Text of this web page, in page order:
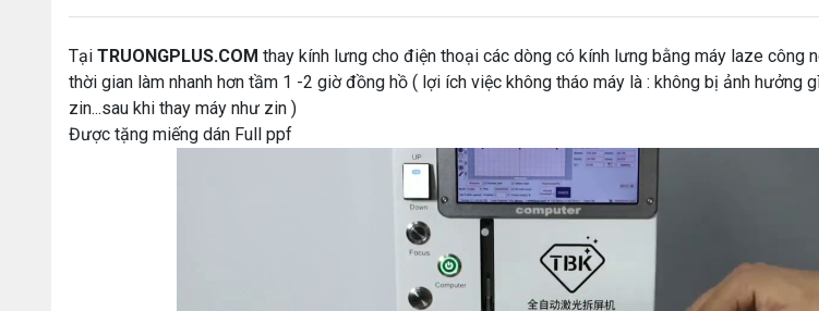
Tại TRUONGPLUS.COM thay kính lưng cho điện thoại các dòng có kính lưng bằng máy laze công
thời gian làm nhanh hơn tầm 1 -2 giờ đồng hồ ( lợi ích việc không tháo máy là : không bị ảnh hưởng
zin...sau khi thay máy như zin )
Được tặng miếng dán Full ppf